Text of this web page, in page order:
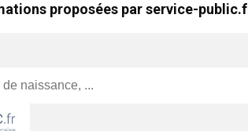
proposées par service-